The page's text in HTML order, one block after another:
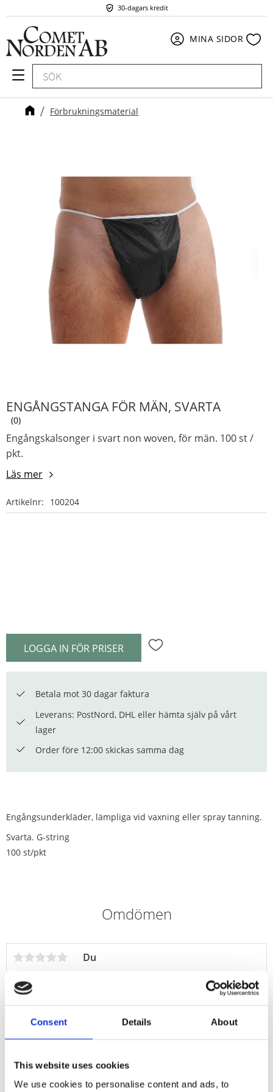
Consent Details About
This website uses cookies
We use cookies to personalise content and ads, to
Meny
30-dagars kredit
MINA SIDOR
Förbrukningsmaterial
ENGÅNGSTANGA FÖR MÄN, SVARTA
0
Engångskalsonger i svart non woven, för män. 100 st /
pkt.
Läs mer
LOGGA IN FÖR PRISER Lägg till i favoriter
Artikelnr 100204
Betala mot 30 dagar faktura
Leverans: PostNord, DHL eller hämta själv på vårt
lager
Order före 12:00 skickas samma dag
Engångsunderkläder, lämpliga vid vaxning eller spray tanning.
Svarta. G-string
100 st/pkt
Omdömen
Du